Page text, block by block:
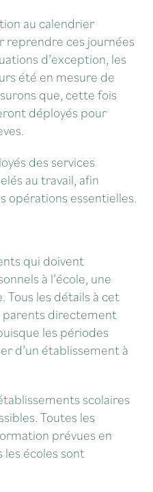
au calendrier
reprendre ces journées
d’exception, les
été en mesure de
que, cette fois
déployés pour
des services
au travail, afin
opérations essentielles.
qui doivent
à l’école, une
Tous les détails à cet
directement
les périodes
d’un établissement à
scolaires
Toutes les
prévues en
les écoles sont